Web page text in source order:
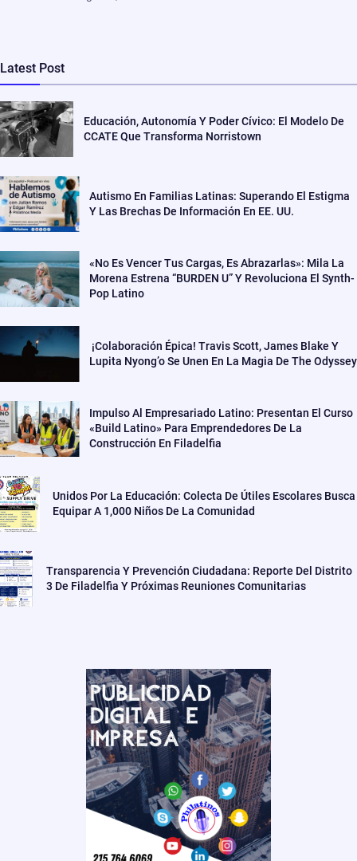
Latest Post
Educación, Autonomía Y Poder Cívico: El Modelo De
CCATE Que Transforma Norristown
Autismo En Familias Latinas: Superando El Estigma
Y Las Brechas De Información En EE. UU.
«No Es Vencer Tus Cargas, Es Abrazarlas»: Mila La
Morena Estrena “BURDEN U” Y Revoluciona El Synth-
Pop Latino
¡Colaboración Épica! Travis Scott, James Blake Y
Lupita Nyong’o Se Unen En La Magia De The Odyssey
Impulso Al Empresariado Latino: Presentan El Curso
«Build Latino» Para Emprendedores De La
Construcción En Filadelfia
Unidos Por La Educación: Colecta De Útiles Escolares Busca
Equipar A 1,000 Niños De La Comunidad
Transparencia Y Prevención Ciudadana: Reporte Del Distrito
3 De Filadelfia Y Próximas Reuniones Comunitarias